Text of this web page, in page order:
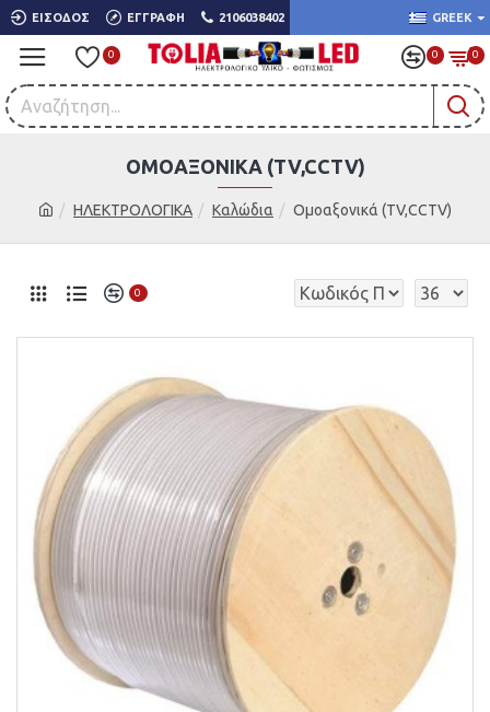
ΕΊΣΟΔΟΣ ΕΓΓΡΑΦΉ 2106038402 GREEK
0 0 0
ΗΛΕΚΤΡΟΛΟΓΙΚΑ Καλώδια Ομοαξονικά (TV,CCTV)
ΟΜΟΑΞΟΝΙΚΆ (TV,CCTV)
0